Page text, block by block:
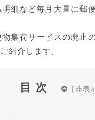
細など毎月大量に郵
集荷サービスの廃止
紹介します。
目次